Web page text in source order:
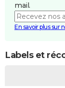
mail.
En savoir plus sur
Labels et